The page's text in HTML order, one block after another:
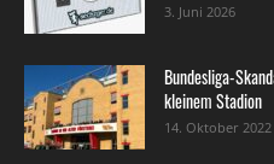
3. Juni 2026
Bundesliga-
kleinem Stadion
14. Oktober 2022